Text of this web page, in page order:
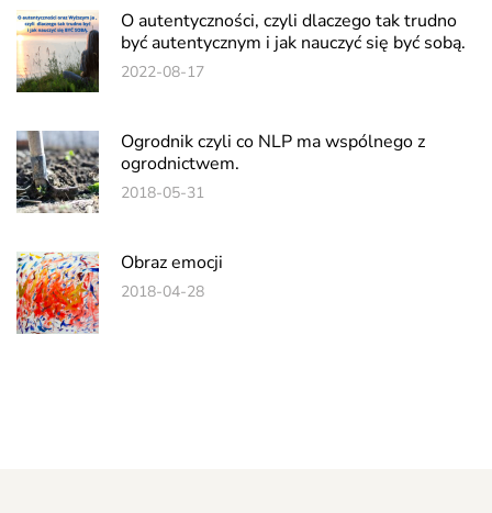
O autentyczności, czyli dlaczego tak trudno
być autentycznym i jak nauczyć się być sobą.
2022-08-17
Ogrodnik czyli co NLP ma wspólnego z
ogrodnictwem.
2018-05-31
Obraz emocji
2018-04-28